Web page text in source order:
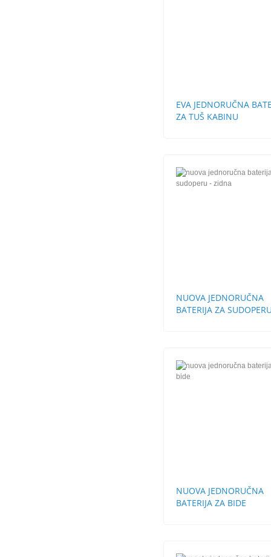
EVA JEDNORUČNA
ZA TUŠ KABINU
NUOVA JEDNORUČNA
BATERIJA ZA
NUOVA JEDNORUČNA
BATERIJA ZA BIDE